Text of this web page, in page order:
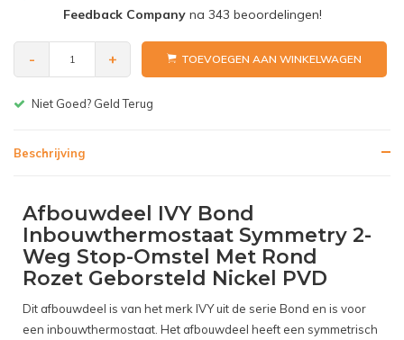
Feedback Companyna 343 beoordelingen!
- + TOEVOEGEN AAN WINKELWAGEN
Gratis bezorgen v.a. € 150,-(NL)
Beschrijving
Afbouwdeel IVY Bond
Inbouwthermostaat Symmetry 2-
Weg Stop-Omstel Met Rond
Rozet Geborsteld Nickel PVD
Dit afbouwdeel is van het merk IVY uit de serie Bond en is voor
een inbouwthermostaat. Het afbouwdeel heeft een symmetrisch